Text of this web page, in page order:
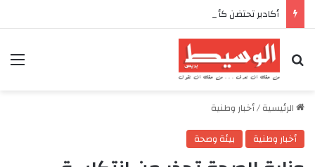
بحث عن
الرئيسية/أخبار وطنية
أخبار وطنية
بيئة وصحة